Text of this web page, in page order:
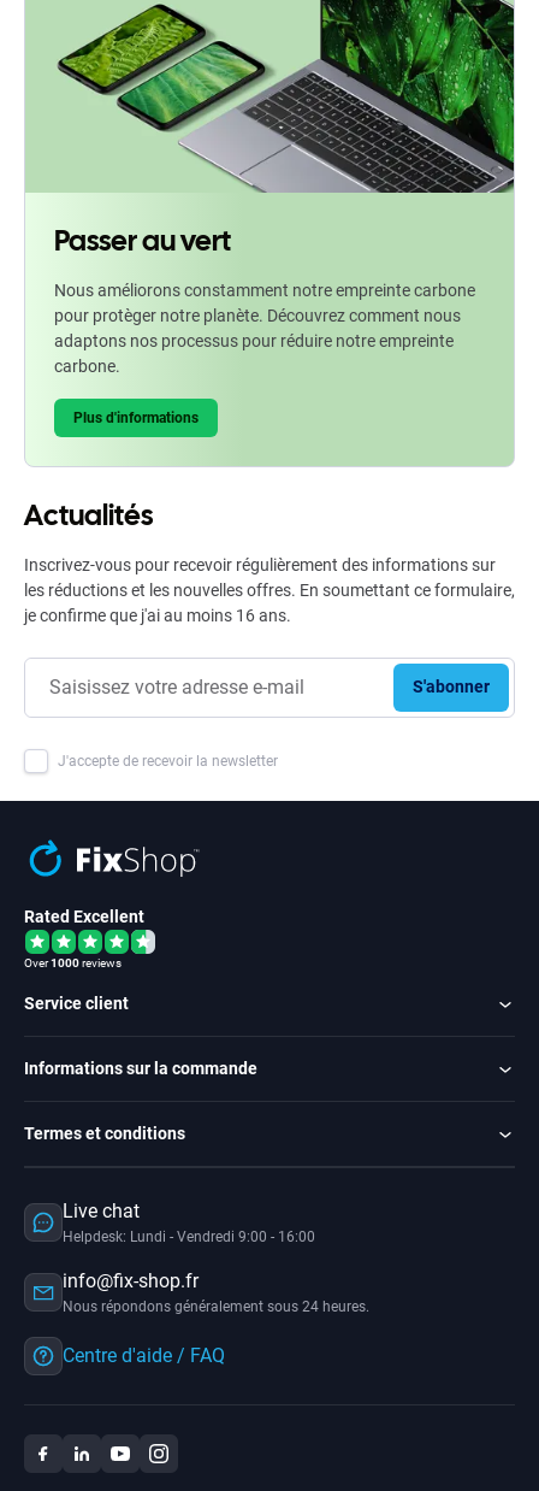
Passer au vert
Nous améliorons constamment notre empreinte carbone
pour protèger notre planète. Découvrez comment nous
adaptons nos processus pour réduire notre empreinte
carbone.
Plus d'informations
Actualités
Inscrivez-vous pour recevoir régulièrement des informations sur
les réductions et les nouvelles offres. En soumettant ce formulaire,
je confirme que j'ai au moins 16 ans.
S'abonner
J'accepte de recevoir la newsletter
Rated Excellent
Over1000reviews
Service client
Informations sur la commande
Termes et conditions
Live chat
Helpdesk: Lundi - Vendredi 9:00 - 16:00
info@fix-shop.fr
Nous répondons généralement sous 24 heures.
Centre d'aide / FAQ